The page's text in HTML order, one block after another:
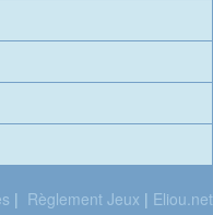
| Règlement Jeux | Eliou.net